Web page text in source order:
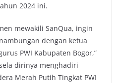
2024 ini.
mewakili SanQua, ingin
dengan ketua
PWI Kabupaten Bogor,”
dirinya menghadiri
Merah Putih Tingkat PWI